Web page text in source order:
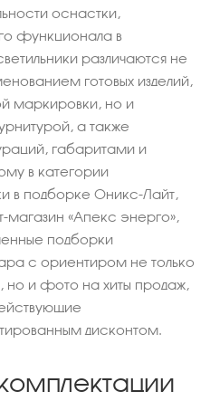
оснастки,
функционала в
различаются не
готовых изделий,
маркировки, но и
а также
габаритами и
в категории
в подборке Оникс-Лайт,
«Апекс энерго»,
подборки
с ориентиром не только
но и фото на хиты продаж,
дисконтом.